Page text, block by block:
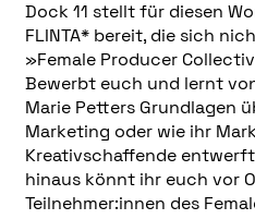
Dock 11 stellt für diesen
FLINTA* bereit, die sich
»Female Producer
Bewerbt euch und lernt
Marie Petters Grundlagen
Marketing oder wie ihr
Kreativschaffende
hinaus könnt ihr euch vor
Teilnehmer:innen des